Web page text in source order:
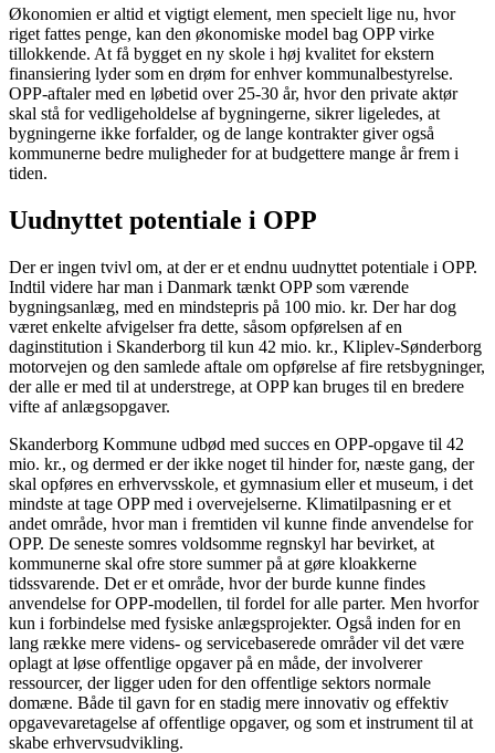
Økonomien er altid et vigtigt element, men specielt lige nu, hvor
riget fattes penge, kan den økonomiske model bag OPP virke
tillokkende. At få bygget en ny skole i høj kvalitet for ekstern
finansiering lyder som en drøm for enhver kommunalbestyrelse.
OPP-aftaler med en løbetid over 25-30 år, hvor den private aktør
skal stå for vedligeholdelse af bygningerne, sikrer ligeledes, at
bygningerne ikke forfalder, og de lange kontrakter giver også
kommunerne bedre muligheder for at budgettere mange år frem i
tiden.
Uudnyttet potentiale i OPP
Der er ingen tvivl om, at der er et endnu uudnyttet potentiale i OPP.
Indtil videre har man i Danmark tænkt OPP som værende
bygningsanlæg, med en mindstepris på 100 mio. kr. Der har dog
været enkelte afvigelser fra dette, såsom opførelsen af en
daginstitution i Skanderborg til kun 42 mio. kr., Kliplev-Sønderborg
motorvejen og den samlede aftale om opførelse af fire retsbygnin­ger,
der alle er med til at understrege, at OPP kan bruges til en bredere
vifte af anlægsopgaver.
Skanderborg Kommune udbød med succes en OPP-opgave til 42
mio. kr., og dermed er der ikke noget til hinder for, næste gang, der
skal opføres en erhvervsskole, et gymnasium eller et museum, i det
mindste at tage OPP med i overvejelserne. Klimatilpasning er et
andet område, hvor man i fremtiden vil kunne finde anvendelse for
OPP. De seneste somres voldsomme regnskyl har bevir­ket, at
kommunerne skal ofre store summer på at gøre kloakkerne
tidssvarende. Det er et område, hvor der burde kunne findes
anvendelse for OPP-modellen, til fordel for alle parter. Men hvorfor
kun i forbindelse med fysiske anlægsprojekter. Også inden for en
lang række mere videns- og servicebaserede områder vil det være
oplagt at løse offentlige opgaver på en måde, der involverer
ressourcer, der ligger uden for den offentlige sektors normale
domæne. Både til gavn for en stadig mere innovativ og effektiv
opgavevaretagelse af offentlige opgaver, og som et instrument til at
skabe erhvervsudvikling.